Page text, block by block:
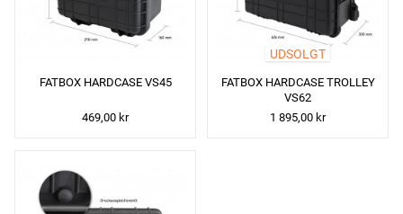
FATBOX HARDCASE VS45
469,00 kr
UDSOLGT
FATBOX HARDCASE TROLLEY
VS62
1 895,00 kr